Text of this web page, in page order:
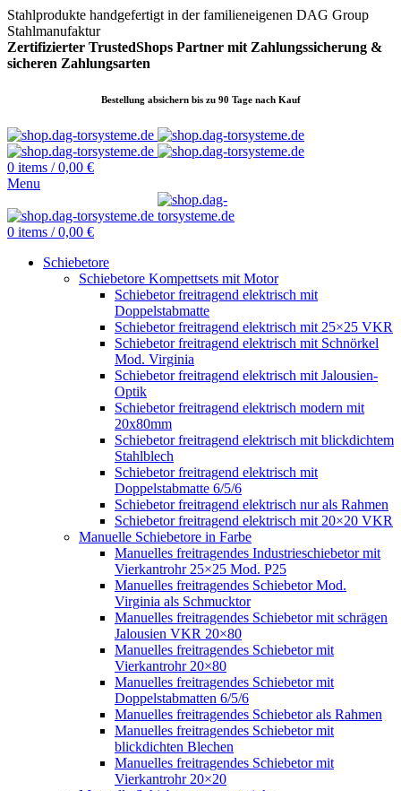
Stahlprodukte handgefertigt in der familieneigenen DAG Group
Stahlmanufaktur
Zertifizierter TrustedShops Partner mit Zahlungssicherung &
sicheren Zahlungsarten
Bestellung absichern bis zu 90 Tage nach Kauf
0 items / 0,00 €
Menu
0 items / 0,00 €
Schiebetore
Schiebetore Kompettsets mit Motor
Schiebetor freitragend elektrisch mit
Doppelstabmatte
Schiebetor freitragend elektrisch mit 25×25 VKR
Schiebetor freitragend elektrisch mit Schnörkel
Mod. Virginia
Schiebetor freitragend elektrisch mit Jalousien-
Optik
Schiebetor freitragend elektrisch modern mit
20x80mm
Schiebetor freitragend elektrisch mit blickdichtem
Stahlblech
Schiebetor freitragend elektrisch mit
Doppelstabmatte 6/5/6
Schiebetor freitragend elektrisch nur als Rahmen
Schiebetor freitragend elektrisch mit 20×20 VKR
Manuelle Schiebetore in Farbe
Manuelles freitragendes Industrieschiebetor mit
Vierkantrohr 25×25 Mod. P25
Manuelles freitragendes Schiebetor Mod.
Virginia als Schmucktor
Manuelles freitragendes Schiebetor mit schrägen
Jalousien VKR 20×80
Manuelles freitragendes Schiebetor mit
Vierkantrohr 20×80
Manuelles freitragendes Schiebetor mit
Doppelstabmatten 6/5/6
Manuelles freitragendes Schiebetor als Rahmen
Manuelles freitragendes Schiebetor mit
blickdichten Blechen
Manuelles freitragendes Schiebetor mit
Vierkantrohr 20×20